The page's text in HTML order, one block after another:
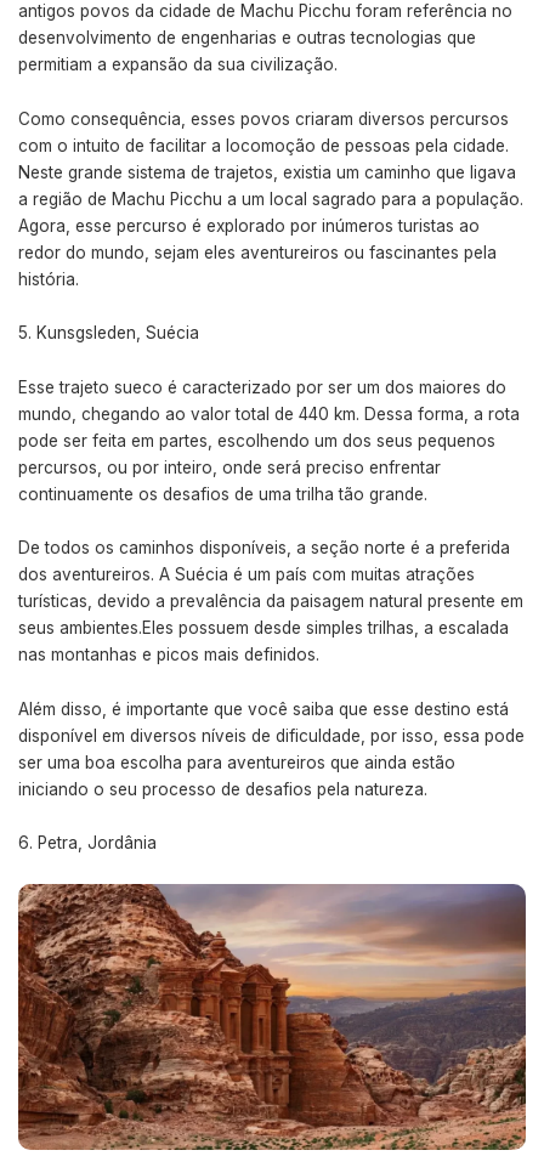
antigos povos da cidade de Machu Picchu foram referência no
desenvolvimento de engenharias e outras tecnologias que
permitiam a expansão da sua civilização.
Como consequência, esses povos criaram diversos percursos
com o intuito de facilitar a locomoção de pessoas pela cidade.
Neste grande sistema de trajetos, existia um caminho que ligava
a região de Machu Picchu a um local sagrado para a população.
Agora, esse percurso é explorado por inúmeros turistas ao
redor do mundo, sejam eles aventureiros ou fascinantes pela
história.
Kunsgsleden, Suécia
Esse trajeto sueco é caracterizado por ser um dos maiores do
mundo, chegando ao valor total de 440 km. Dessa forma, a rota
pode ser feita em partes, escolhendo um dos seus pequenos
percursos, ou por inteiro, onde será preciso enfrentar
continuamente os desafios de uma trilha tão grande.
De todos os caminhos disponíveis, a seção norte é a preferida
dos aventureiros. A Suécia é um país com muitas atrações
turísticas, devido a prevalência da paisagem natural presente em
seus ambientes.Eles possuem desde simples trilhas, a escalada
nas montanhas e picos mais definidos.
Além disso, é importante que você saiba que esse destino está
disponível em diversos níveis de dificuldade, por isso, essa pode
ser uma boa escolha para aventureiros que ainda estão
iniciando o seu processo de desafios pela natureza.
Petra, Jordânia